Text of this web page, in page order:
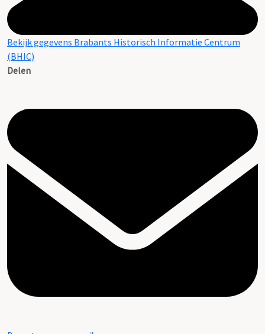
Bekijk gegevens Brabants Historisch Informatie Centrum
(BHIC)
Delen